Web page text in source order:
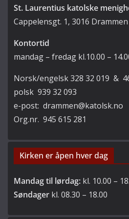
St. Laurentius katolske
Cappelensgt. 1, 3016 Drammen
Kontortid
mandag – fredag kl.10.00 –
Norsk/engelsk 328 32 019 &
polsk 939 32 093
e-post: drammen@katolsk.no
Org.nr. 945 615 281
Kirken er åpen hver dag
Mandag til lørdag: kl. 10.00 –
Søndager kl. 08.30 – 18.00